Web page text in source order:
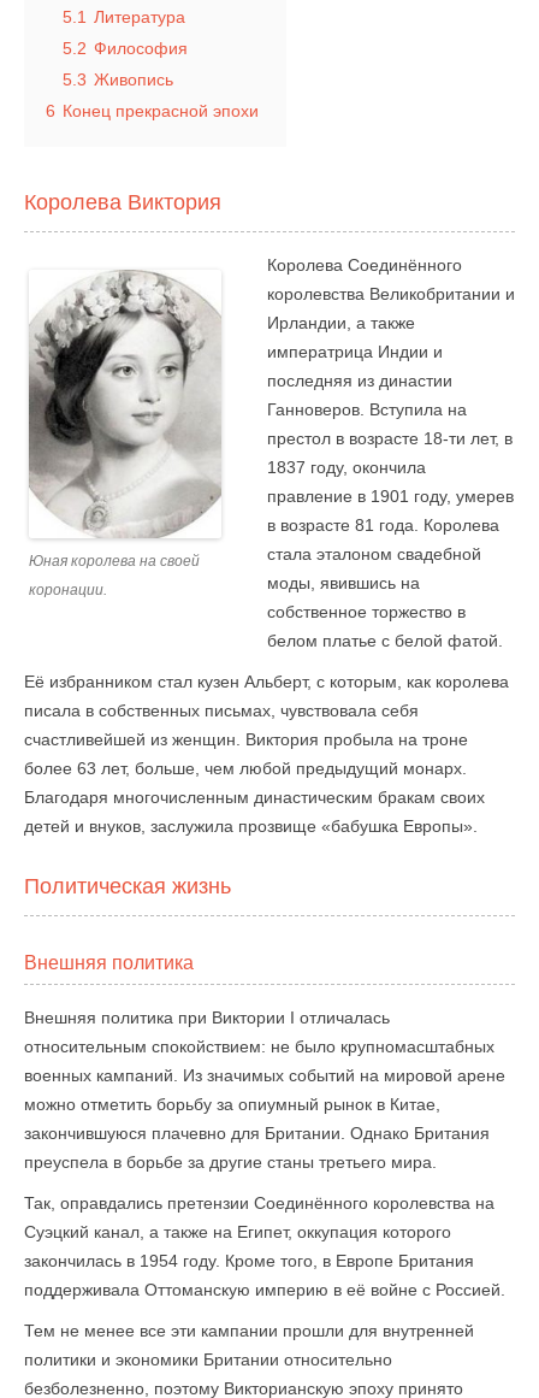
5.1
Литература
5.2 Философия
5.3 Живопись
6 Конец прекрасной эпохи
Королева Виктория
Юная королева на своей
коронации.
Королева Соединённого
королевства Великобритании и
Ирландии, а также
императрица Индии и
последняя из династии
Ганноверов. Вступила на
престол в возрасте 18-ти лет, в
1837 году, окончила
правление в 1901 году, умерев
в возрасте 81 года. Королева
стала эталоном свадебной
моды, явившись на
собственное торжество в
белом платье с белой фатой.
Её избранником стал кузен Альберт, с которым, как королева
писала в собственных письмах, чувствовала себя
счастливейшей из женщин. Виктория пробыла на троне
более 63 лет, больше, чем любой предыдущий монарх.
Благодаря многочисленным династическим бракам своих
детей и внуков, заслужила прозвище «бабушка Европы».
Политическая жизнь
Внешняя политика
Внешняя политика при Виктории I отличалась
относительным спокойствием: не было крупномасштабных
военных кампаний. Из значимых событий на мировой арене
можно отметить борьбу за опиумный рынок в Китае,
закончившуюся плачевно для Британии. Однако Британия
преуспела в борьбе за другие станы третьего мира.
Так, оправдались претензии Соединённого королевства на
Суэцкий канал, а также на Египет, оккупация которого
закончилась в 1954 году. Кроме того, в Европе Британия
поддерживала Оттоманскую империю в её войне с Россией.
Тем не менее все эти кампании прошли для внутренней
политики и экономики Британии относительно
безболезненно, поэтому Викторианскую эпоху принято